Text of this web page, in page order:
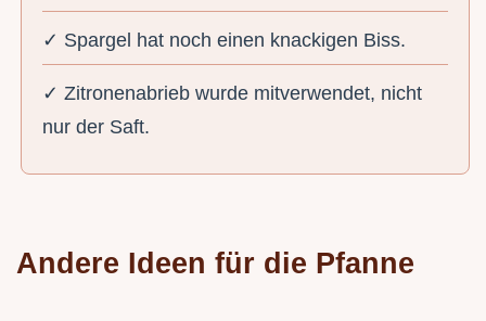
✓ Spargel hat noch einen knackigen Biss.
✓ Zitronenabrieb wurde mitverwendet, nicht
nur der Saft.
Andere Ideen für die Pfanne